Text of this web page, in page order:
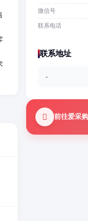
微信号
联系电话
联系地址
-
前往爱采